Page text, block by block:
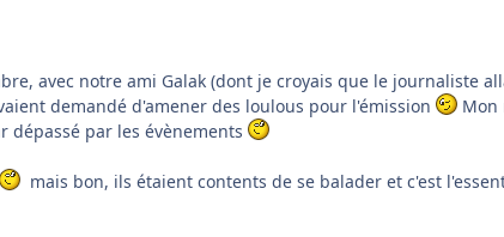
avec notre ami Galak (dont je croyais que le journaliste
demandé d'amener des loulous pour l'émission
Mon
dépassé par les évènements
mais bon, ils étaient contents de se balader et c'est